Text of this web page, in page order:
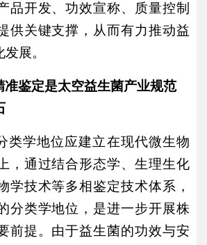
品开发、功效宣称、质量控制
供关键支撑，从而有力推动益
展。
准鉴定是太空益生菌产业规范
类学地位应建立在现代微生物
，通过结合形态学、生理生化
学技术等多相鉴定技术体系，
分类学地位，是进一步开展株
前提。由于益生菌的功效与安